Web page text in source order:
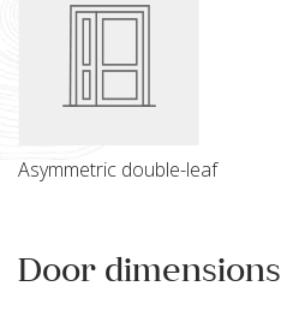
Asymmetric double-leaf
Door dimensions